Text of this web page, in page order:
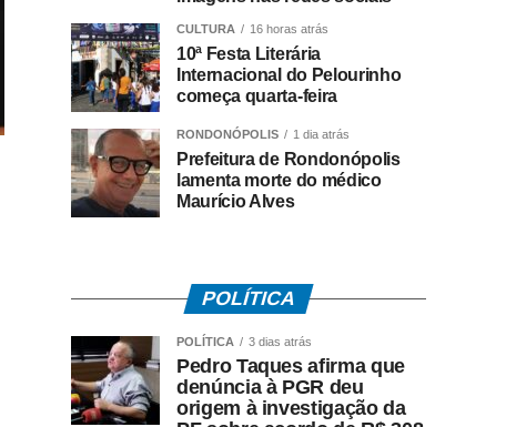
CULTURA 16 horas atrás
10ª Festa Literária
Internacional do Pelourinho
começa quarta-feira
RONDONÓPOLIS 1 dia atrás
Prefeitura de Rondonópolis
lamenta morte do médico
Maurício Alves
POLÍTICA
POLÍTICA 3 dias atrás
Pedro Taques afirma que
denúncia à PGR deu
origem à investigação da